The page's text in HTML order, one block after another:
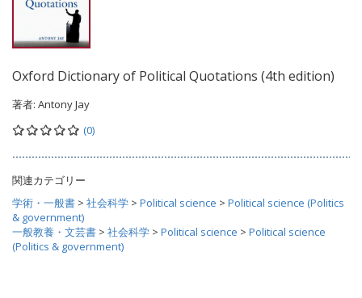
Oxford Dictionary of Political Quotations (4th edition)
著者: Antony Jay
(0)
関連カテゴリー
学術・一般書 > 社会科学 > Political science > Political science (Politics
& government)
一般教養・文芸書 > 社会科学 > Political science > Political science
(Politics & government)